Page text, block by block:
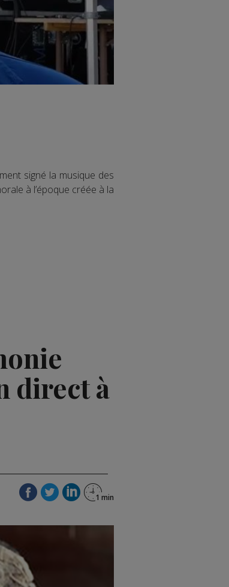
signé la musique des
à l’époque créée à la
direct à